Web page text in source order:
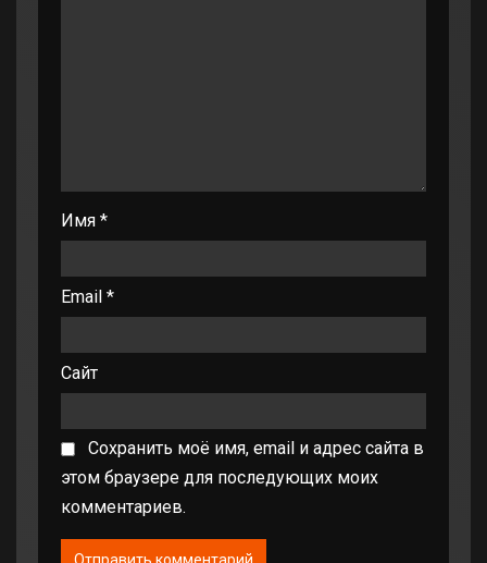
Имя *
Email *
Сайт
Сохранить моё имя, email и адрес сайта в
этом браузере для последующих моих
комментариев.